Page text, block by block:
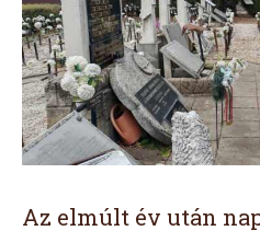
Az elmúlt év után